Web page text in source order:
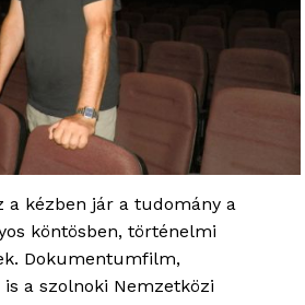
a kézben jár a tudomány a
köntösben, történelmi
Dokumentumfilm,
a szolnoki Nemzetközi